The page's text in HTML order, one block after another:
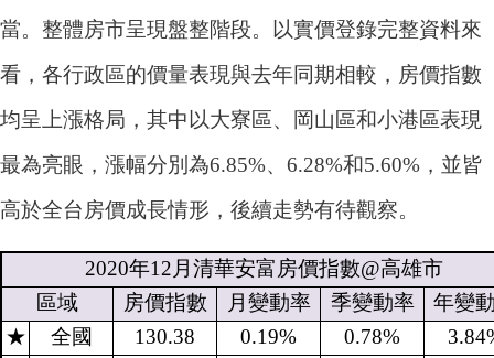
當。整體房市呈現盤整階段。以實價登錄完整資料來
看，各行政區的價量表現與去年同期相較，房價指數
均呈上漲格局，其中以大寮區、岡山區和小港區表現
最為亮眼，漲幅分別為6.85%、6.28%和5.60%，並皆
高於全台房價成長情形，後續走勢有待觀察。
2020年12 月清華安富房價指數@高雄市
區域
房價指數 月變動率 季變動率
年變
★
全國 130.38 0.19% 0.78%